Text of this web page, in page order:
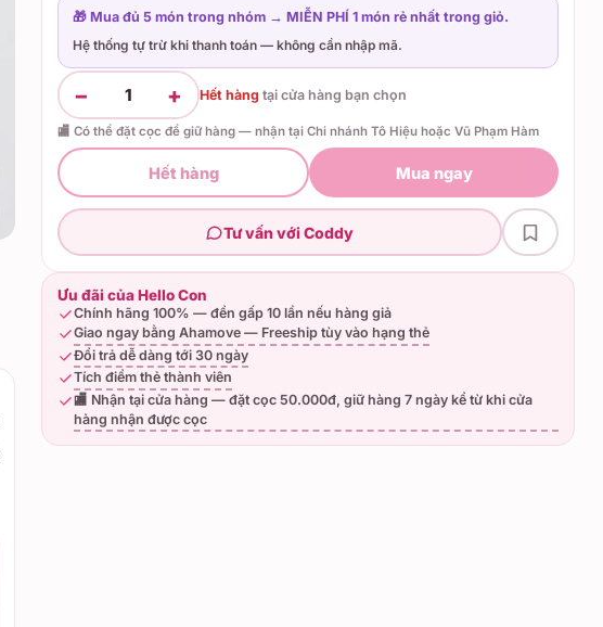
🎁 Mua đủ 5 món trong nhóm → MIỄN PHÍ 1 món rẻ nhất trong giỏ.
Hệ thống tự trừ khi thanh toán — không cần nhập mã.
− 1 + Hết hàngtại cửa hàng bạn chọn
🏬 Có thể đặt cọc để giữ hàng — nhận tại Chi nhánh Tô Hiệu hoặc Vũ Phạm Hàm
Hết hàng Mua ngay
Tư vấn với Coddy
Ưu đãi của Hello Con
Chính hãng 100% — đền gấp 10 lần nếu hàng giả
Giao ngay bằng Ahamove — Freeship tùy vào hạng thẻ
Đổi trả dễ dàng tới 30 ngày
Tích điểm thẻ thành viên
🏬 Nhận tại cửa hàng — đặt cọc 50.000đ, giữ hàng 7 ngày kể từ khi cửa
hàng nhận được cọc